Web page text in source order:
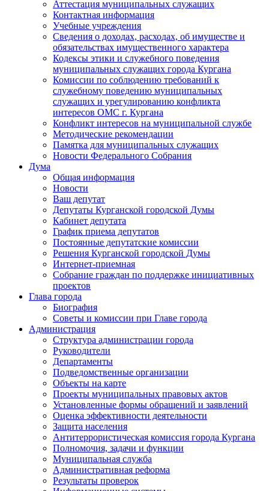
Аттестация муниципальных служащих
Контактная информация
Учебные учреждения
Сведения о доходах, расходах, об имуществе и
обязательствах имущественного характера
Кодексы этики и служебного поведения
муниципальных служащих города Кургана
Комиссии по соблюдению требований к
служебному поведению муниципальных
служащих и урегулированию конфликта
интересов ОМС г. Кургана
Конфликт интересов на муниципальной службе
Методические рекомендации
Памятка для муниципальных служащих
Новости Федерального Cобрания
Дума
Общая информация
Новости
Ваш депутат
Депутаты Курганской городской Думы
Кабинет депутата
График приема депутатов
Постоянные депутатские комиссии
Решения Курганской городской Думы
Интернет-приемная
Собрание граждан по поддержке инициативных
проектов
Глава города
Биография
Советы и комиссии при Главе города
Администрация
Структура администрации города
Руководители
Департаменты
Подведомственные организации
Объекты на карте
Проекты муниципальных правовых актов
Установленные формы обращений и заявлений
Оценка эффективности деятельности
Защита населения
Антитеррористическая комиссия города Кургана
Полномочия, задачи и функции
Муниципальная служба
Административная реформа
Результаты проверок